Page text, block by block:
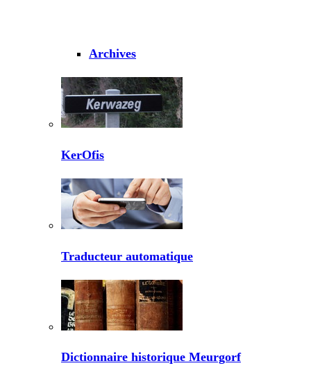
Archives
KerOfis
Traducteur automatique
Dictionnaire historique Meurgorf